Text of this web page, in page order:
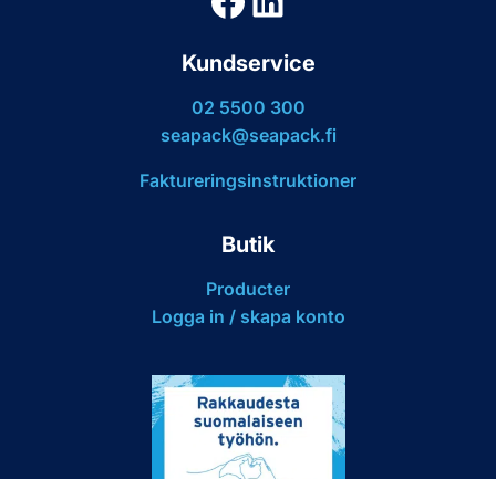
Kundservice
02 5500 300
seapack@seapack.fi
Faktureringsinstruktioner
Butik
Producter
Logga in / skapa konto